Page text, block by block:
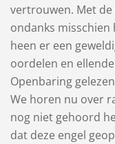
vertrouwen. Met
ondanks misschien
heen er een
oordelen en
Openbaring
We horen nu over
nog niet gehoord
dat deze engel